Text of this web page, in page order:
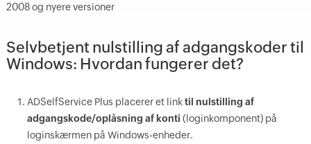
2008 og nyere versioner
Selvbetjent nulstilling af adgangskoder til
Windows: Hvordan fungerer det?
ADSelfService Plus placerer et linktil nulstilling af
adgangskode/oplåsning af konti (loginkomponent) på
loginskærmen på Windows-enheder.